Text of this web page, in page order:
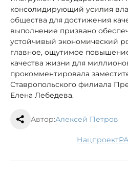
консолидирующий усилия
общества для достижения
выполнение призвано
устойчивый экономический
главное, ощутимое
качества жизни для
прокомментировала
Ставропольского филиала
Елена Лебедева.
Автор:Алексей Петров
нацпроект